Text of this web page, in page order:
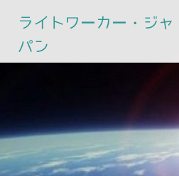
ライトワーカー・ジャ
パン